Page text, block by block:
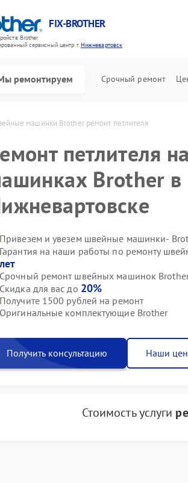
FIX-BROTHER
Brother
cервисный центр г.Нижневартовск
ремонтируем Срочный ремонт
машинки Brother ремонт петлителя
петлителя
Brother в
Привезем и увезем швейные машинки-
Гарантия на наши работы по ремонту
лет
Срочный ремонт швейных машинок Brother
Скидка для вас до 20%
Получите 1500 рублей на ремонт
Оригинальные комплектующие Brother
Получить консультацию Наши
Стоимость услуги